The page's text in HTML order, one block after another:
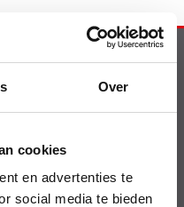
Over
cookies
en advertenties te
social media te bieden